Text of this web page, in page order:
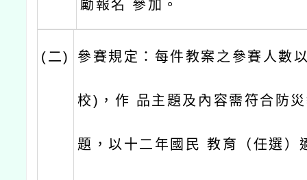
勵報名 參加。
(二) 參賽規定：每件教案之參賽人數
校)，作 品主題及內容需符合防
題，以十二年國民 教育（任選）